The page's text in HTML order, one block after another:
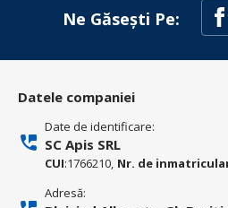
Ne Găsești Pe:
Datele companiei
Date de identificare:
SC Apis SRL
CUI:1766210, Nr. de
Adresă: